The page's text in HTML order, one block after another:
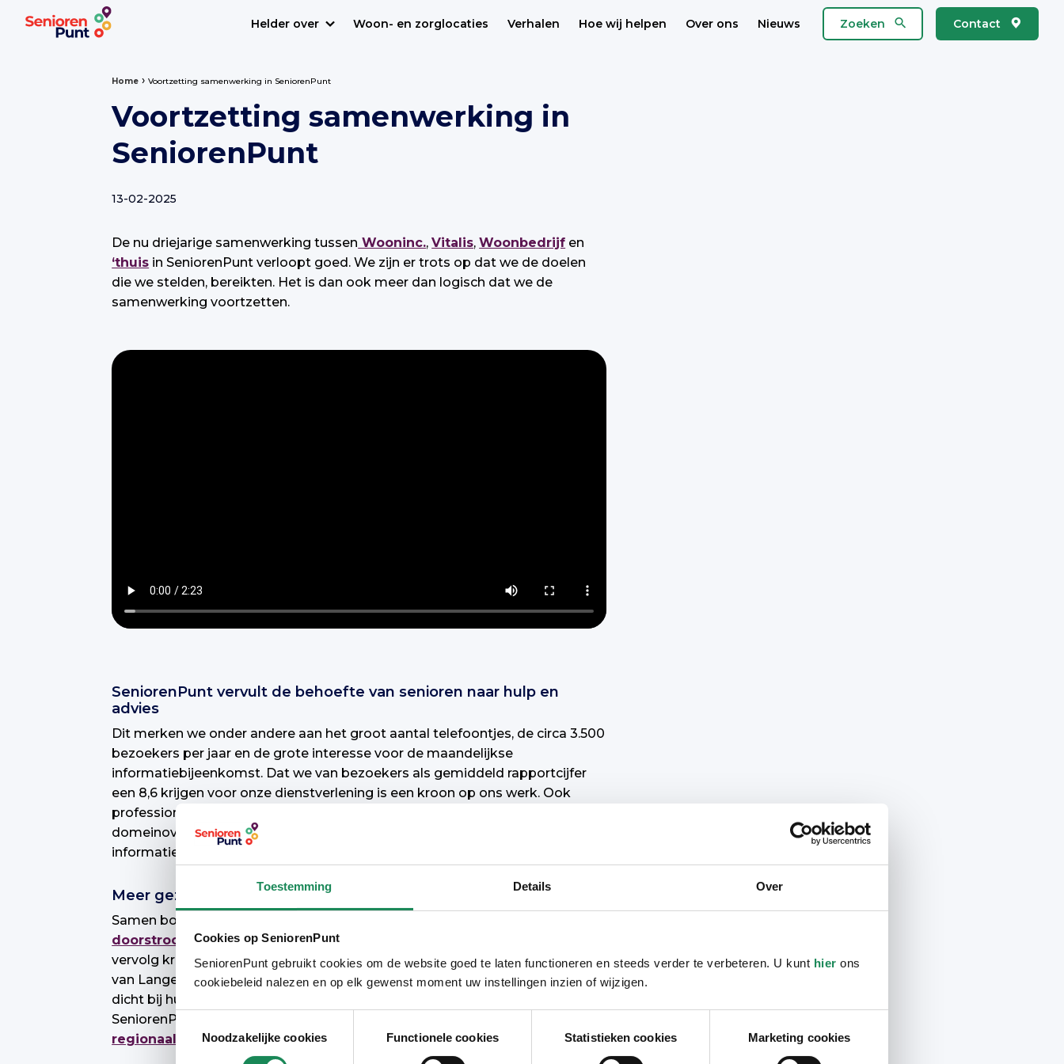
Toestemming Details Over
Cookies op SeniorenPunt
SeniorenPunt gebruikt cookies om de website goed te laten functioneren en steeds verder te verbeteren. U kunt hier ons
cookiebeleid nalezen en op elk gewenst moment uw instellingen inzien of wijzigen.
Toestemmingsselectie
Noodzakelijke cookies
Functionele cookies Statistieken cookies Marketing cookies
Helder over Woon- en zorglocaties Verhalen Hoe wij helpen Over ons Nieuws Zoeken Contact
Home ›Voortzetting samenwerking in SeniorenPunt
Voortzetting samenwerking in
SeniorenPunt
13-02-2025
De nu driejarige samenwerking tussen Wooninc.,Vitalis,Woonbedrijf en
‘thuis in SeniorenPunt verloopt goed. We zijn er trots op dat we de doelen
die we stelden, bereikten. Het is dan ook meer dan logisch dat we de
samenwerking voortzetten.
SeniorenPunt vervult de behoefte van senioren naar hulp en
advies
Dit merken we onder andere aan het groot aantal telefoontjes, de circa 3.500
bezoekers per jaar en de grote interesse voor de maandelijkse
informatiebijeenkomst. Dat we van bezoekers als gemiddeld rapportcijfer
een 8,6 krijgen voor onze dienstverlening is een kroon op ons werk. Ook
professioneel staan we op de kaart. Er is veel interesse in onze
domeinoverstijgende samenwerking. Dit uit zich uit in werkbezoeken en
informatieverzoeken uit andere regio’s.
Meer gezamenlijke successen
Samen boekten we ook andere resultaten. Zoals de succesvolle pilot
doorstroomregeling ‘van Groot naar Beter’
vervolg krijgt. InGeldropenVeldhovenwerkten we mee aan het openen
van Langer Thuis Wijzers. Hierdoor kunnen we senioren in deze gemeenten
dicht bij huis helpen met hun vragen over welzijn, wonen en zorg.
SeniorenPunt vervulde ook een kartrekkersrol bij het ontwikkelen van een
regionaal vraag- en aanbodmodel
tussen 12 zorgorganisaties in de regio.